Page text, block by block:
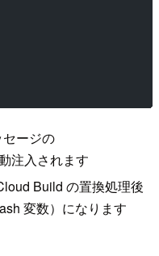
ージの
注入されます
Build の置換処理後
変数）になります